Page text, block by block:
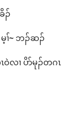
ၣ်
ၢ်~ဘၣ်ဆၣ်
ၢ ပိာ်မုၣ်​တဂၤ